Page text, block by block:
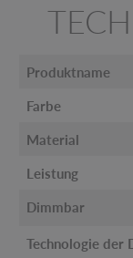
Produktname
Farbe
Material
Leistung
Dimmbar
Technologie der